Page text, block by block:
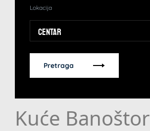
Lokacija
Centar
Pretraga
Kuće Banoštor